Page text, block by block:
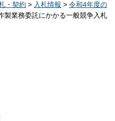
・契約 > 入札情報 > 令和4年度の
製業務委託にかかる一般競争入札